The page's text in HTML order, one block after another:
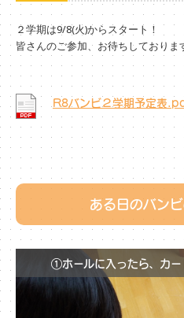
２学期は9/8(火)からスタート！
皆さんのご参加、お待ちしておりま
R8バンビ２学期予定表
ある日のバンビ
①ホールに入ったら、カー